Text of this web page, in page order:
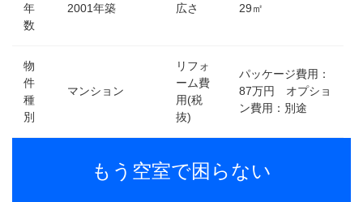
年
数
2001年築 広さ 29㎡
物
件
種
別
マンション
リフォ
ーム費
用(税
抜)
パッケージ費用：
87万円 オプショ
ン費用：別途
もう空室で困らない